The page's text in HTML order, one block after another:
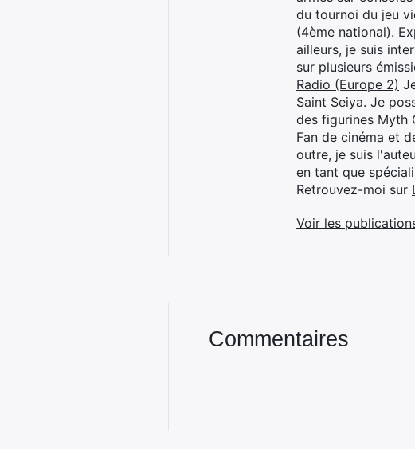
du tournoi du jeu
(4ème national).
ailleurs, je suis
sur plusieurs
Radio (Europe 2)
Saint Seiya. Je
des figurines Myth
Fan de cinéma et
outre, je suis
en tant que
Retrouvez-moi sur
Voir les
Commentaires